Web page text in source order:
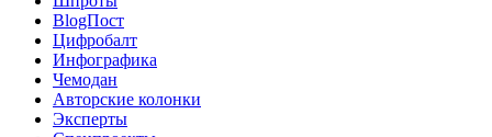
BlogПост
Цифробалт
Инфографика
Чемодан
Авторские колонки
Эксперты